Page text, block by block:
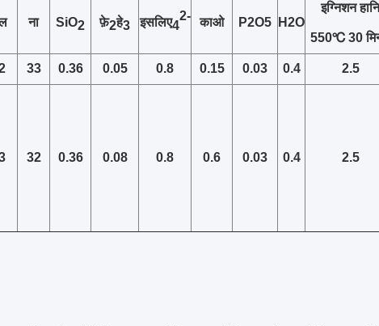
ना SiO2 फ़े2हे3 इसलिए4
2- काओ P2O5 H2O
इग्निशन हानि
550℃ 30
33 0.36 0.05 0.8 0.15 0.03 0.4 2.5
32 0.36 0.08 0.8 0.6 0.03 0.4 2.5